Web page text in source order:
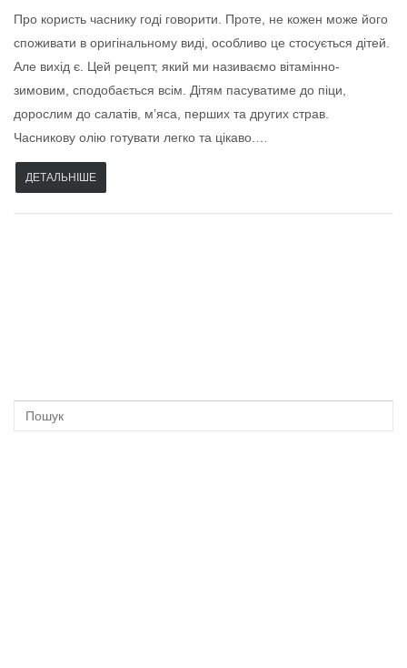
Про користь часнику годі говорити. Проте, не кожен може його
споживати в оригінальному виді, особливо це стосується дітей.
Але вихід є. Цей рецепт, який ми називаємо вітамінно-
зимовим, сподобається всім. Дітям пасуватиме до піци,
дорослим до салатів, м’яса, перших та других страв.
Часникову олію готувати легко та цікаво.…
ДЕТАЛЬНІШЕ